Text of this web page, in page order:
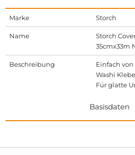
Marke Storch
Name
Storch
35cmx33m
Beschreibung
Einfach
Washi
Für glatte
Basisdaten